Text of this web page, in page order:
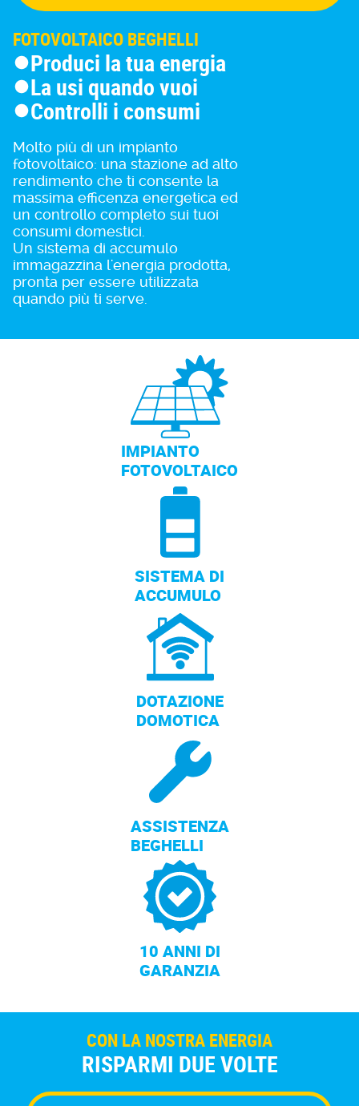
FOTOVOLTAICO BEGHELLI
Produci la tua energia
La usi quando vuoi
Controlli i consumi
Molto più di un impianto
fotovoltaico: una stazione ad alto
rendimento che ti consente la
massima efficenza energetica ed
un controllo completo sui tuoi
consumi domestici.
Un sistema di accumulo
immagazzina l'energia prodotta,
pronta per essere utilizzata
quando più ti serve.
IMPIANTO
FOTOVOLTAICO
SISTEMA DI
ACCUMULO
DOTAZIONE
DOMOTICA
ASSISTENZA
BEGHELLI
10 ANNI DI
GARANZIA
CON LA NOSTRA ENERGIA
RISPARMI DUE VOLTE